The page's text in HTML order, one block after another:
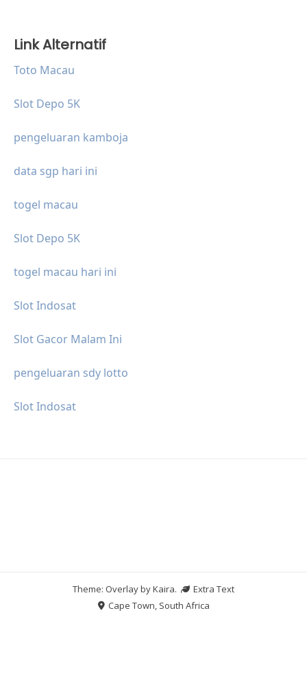
Link Alternatif
Toto Macau
Slot Depo 5K
pengeluaran kamboja
data sgp hari ini
togel macau
Slot Depo 5K
togel macau hari ini
Slot Indosat
Slot Gacor Malam Ini
pengeluaran sdy lotto
Slot Indosat
Theme: Overlay byKaira.
Extra Text
Cape Town, South Africa